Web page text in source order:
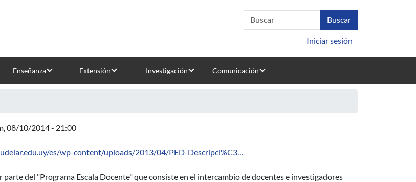
Iniciar sesión
Enseñanza Extensión Investigación Comunicación
08/10/2014 - 21:00
es/wp-content/uploads/2013/04/PED-Descripci%C3…
Escala Docente
parte del "Programa Escala Docente" que consiste en el intercambio de docentes e investigadores